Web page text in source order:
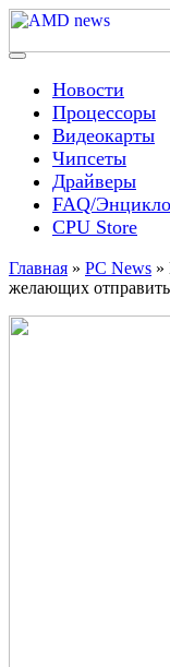
Skip
content
AMD news
Menu
Новости
Процессоры
Видеокарты
Чипсеты
Драйверы
FAQ/
CPU Store
Главная » PC News »
желающих